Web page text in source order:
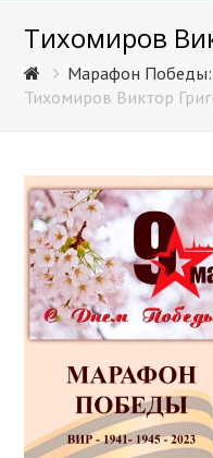
Тихомиров
Марафон
Тихомиров Виктор